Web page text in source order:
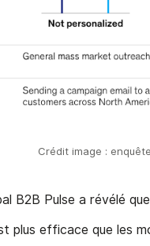
Crédit image :
B2B Pulse a révélé
plus efficace que les